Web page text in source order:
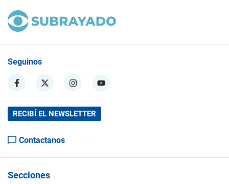
Seguinos
RECIBÍ EL NEWSLETTER
Contactanos
Secciones